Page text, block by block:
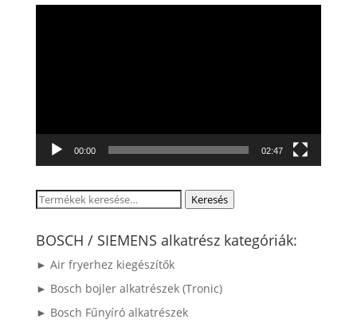
00:00 02:47
Keresés
következőre:
Keresés
BOSCH / SIEMENS alkatrész kategóriák:
► Air fryerhez kiegészítők
► Bosch bojler alkatrészek (Tronic)
► Bosch Fűnyíró alkatrészek